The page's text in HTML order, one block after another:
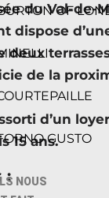
OF
GUSTO
NOUS
du Val-de-
dispose
deux
de la
d’un
15 ans.
: